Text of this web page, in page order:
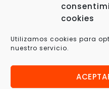
cookies
Utilizamos cookies para
nuestro servicio.